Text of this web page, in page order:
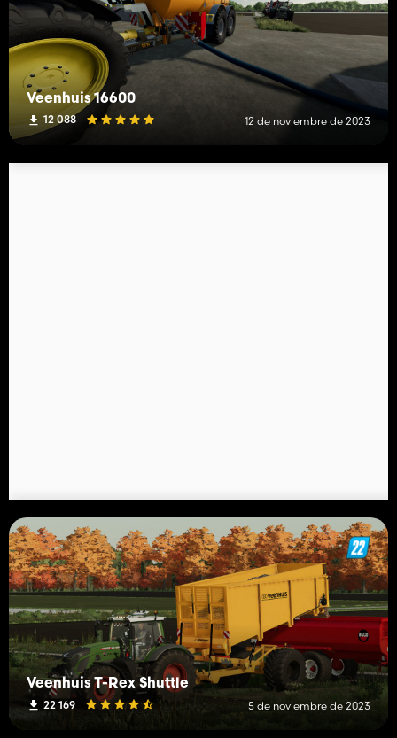
Veenhuis 16600
12 088 12 de noviembre de 2023
Veenhuis T-Rex Shuttle
22 169 5 de noviembre de 2023